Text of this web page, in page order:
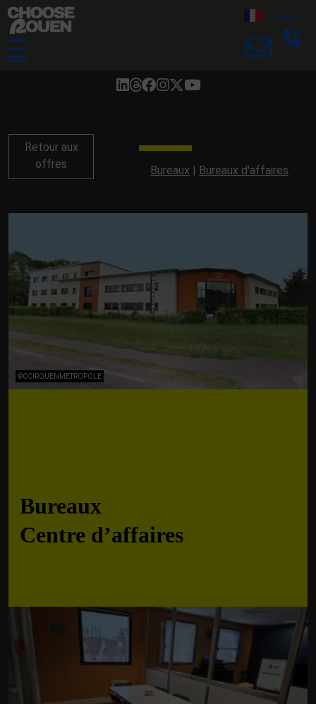
☰
French
Retour aux
offres
Bureaux Bureaux d'affaires
Bureaux
Centre d’affaires
©CCIROUENMETROPOLE